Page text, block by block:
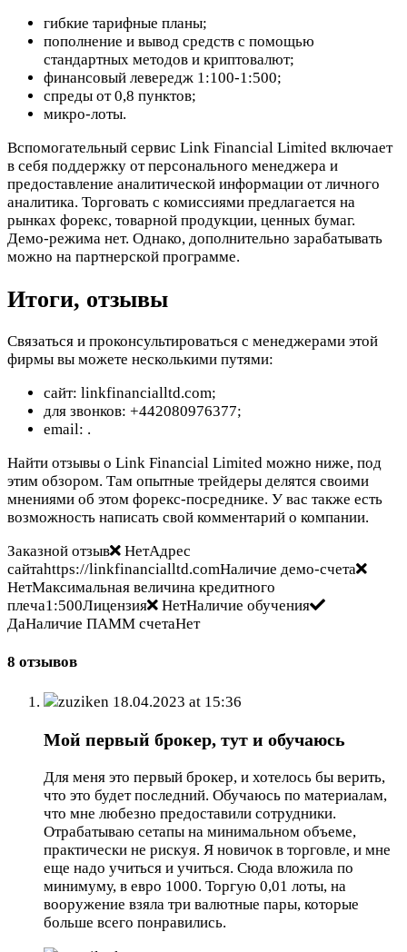
гибкие тарифные планы;
пополнение и вывод средств с помощью
стандартных методов и криптовалют;
финансовый левередж 1:100-1:500;
спреды от 0,8 пунктов;
микро-лоты.
Вспомогательный сервис Link Financial Limited включает
в себя поддержку от персонального менеджера и
предоставление аналитической информации от личного
аналитика. Торговать с комиссиями предлагается на
рынках форекс, товарной продукции, ценных бумаг.
Демо-режима нет. Однако, дополнительно зарабатывать
можно на партнерской программе.
Итоги, отзывы
Связаться и проконсультироваться с менеджерами этой
фирмы вы можете несколькими путями:
сайт: linkfinancialltd.com;
для звонков: +442080976377;
email: .
Найти отзывы о Link Financial Limited можно ниже, под
этим обзором. Там опытные трейдеры делятся своими
мнениями об этом форекс-посреднике. У вас также есть
возможность написать свой комментарий о компании.
Заказной отзыв
НетАдрес
сайтаhttps://linkfinancialltd.comНаличие демо-счета
НетМаксимальная величина кредитного
плеча1:500Лицензия
НетНаличие обучения
ДаНаличие ПАММ счетаНет
8 отзывов
zuziken 18.04.2023 at 15:36
Мой первый брокер, тут и обучаюсь
Для меня это первый брокер, и хотелось бы верить,
что это будет последний. Обучаюсь по материалам,
что мне любезно предоставили сотрудники.
Отрабатываю сетапы на минимальном объеме,
практически не рискуя. Я новичок в торговле, и мне
еще надо учиться и учиться. Сюда вложила по
минимуму, в евро 1000. Торгую 0,01 лоты, на
вооружение взяла три валютные пары, которые
больше всего понравились.